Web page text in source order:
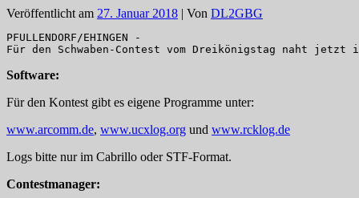
Veröffentlicht am 27. Januar 2018 | Von DL2GBG
PFULLENDORF/EHINGEN -
Für den Schwaben-Contest vom Dreikönigstag naht jetzt
Software:
Für den Kontest gibt es eigene Programme unter:
www.arcomm.de, www.ucxlog.org und www.rcklog.de
Logs bitte nur im Cabrillo oder STF-Format.
Contestmanager: